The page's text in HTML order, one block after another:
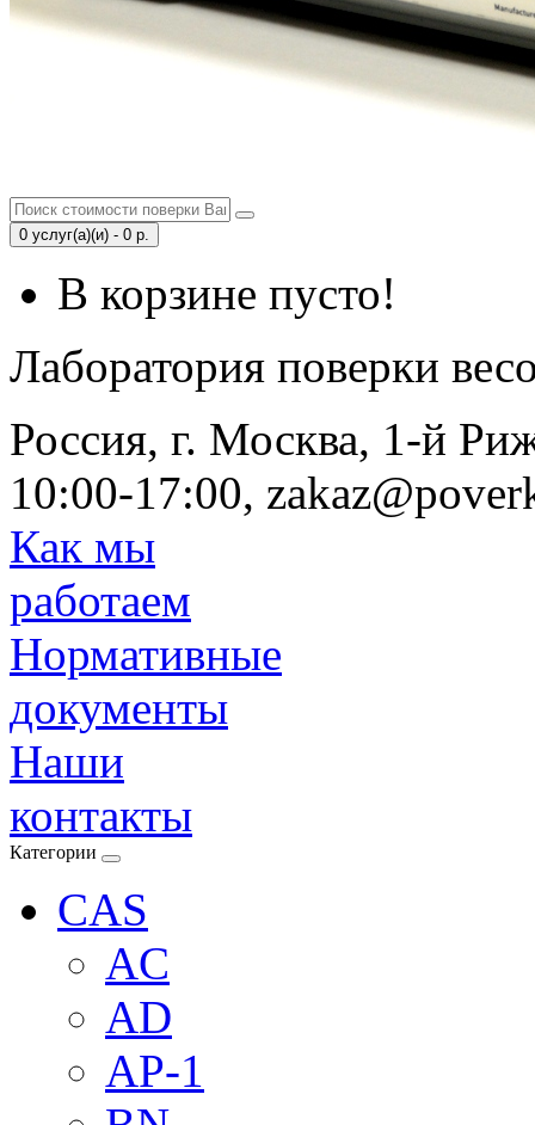
0 услуг(а)(и) - 0 р.
В корзине пусто!
Лаборатория поверки
Россия, г. Москва, 1-й
10:00-17:00,
Как мы
работаем
Нормативные
документы
Наши
контакты
Категории
CAS
AC
AD
AP-1